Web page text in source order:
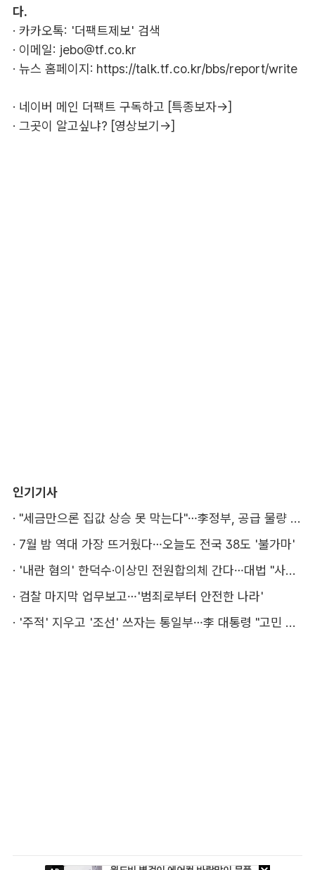
다.
· 카카오톡: '더팩트제보' 검색
· 이메일: jebo@tf.co.kr
· 뉴스 홈페이지: https://talk.tf.co.kr/bbs/report/write
· 네이버 메인 더팩트 구독하고 [특종보자→]
· 그곳이 알고싶냐? [영상보기→]
인기기사
·
"세금만으론 집값 상승 못 막는다"…李정부, 공급 물량 확보 총력
· 7월 밤 역대 가장 뜨거웠다…오늘도 전국 38도 '불가마'
·
'내란 혐의' 한덕수·이상민 전원합의체 간다…대법 "사법적 평가 필요"
· 검찰 마지막 업무보고…'범죄로부터 안전한 나라'
·
'주적' 지우고 '조선' 쓰자는 통일부…李 대통령 "고민 해달라"